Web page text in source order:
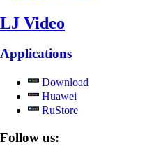
LJ Video
Applications
Download
Huawei
RuStore
Follow us: